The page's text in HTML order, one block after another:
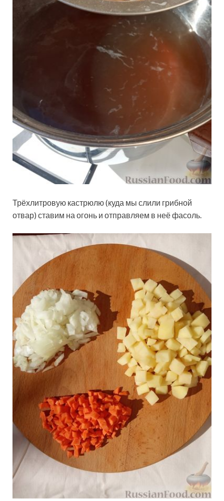
Трёхлитровую кастрюлю (куда мы слили грибной
отвар) ставим на огонь и отправляем в неё фасоль.